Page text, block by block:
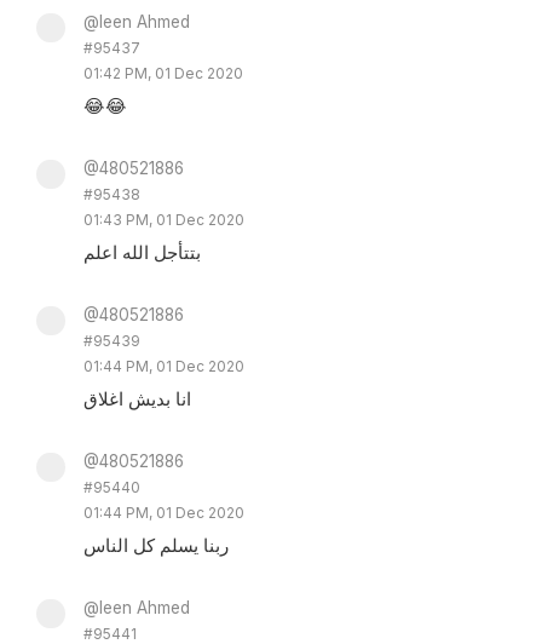
@leen Ahmed
#95437
01:42 PM, 01 Dec 2020
😂😂
@480521886
#95438
01:43 PM, 01 Dec 2020
بتتأجل الله اعلم
@480521886
#95439
01:44 PM, 01 Dec 2020
انا بديش اغلاق
@480521886
#95440
01:44 PM, 01 Dec 2020
ربنا يسلم كل الناس
@leen Ahmed
#95441